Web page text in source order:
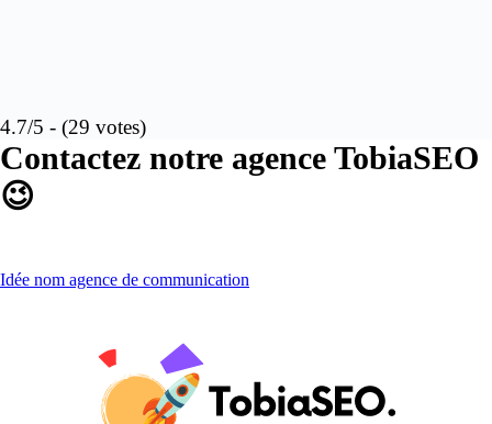
4.7/5 - (29 votes)
Contactez notre agence TobiaSEO
😉
Idée nom agence de communication